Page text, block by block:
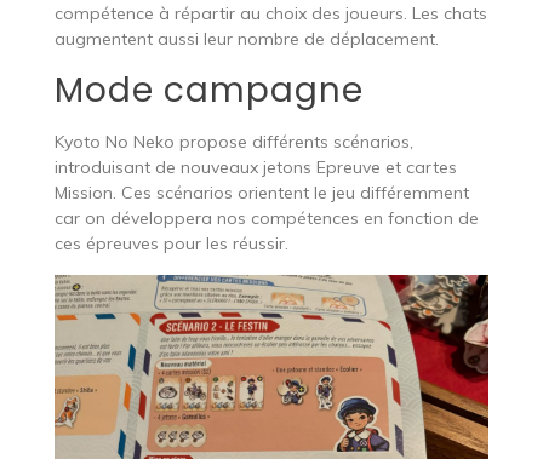
compétence à répartir au choix des joueurs. Les chats
augmentent aussi leur nombre de déplacement.
Mode campagne
Kyoto No Neko propose différents scénarios,
introduisant de nouveaux jetons Epreuve et cartes
Mission. Ces scénarios orientent le jeu différemment
car on développera nos compétences en fonction de
ces épreuves pour les réussir.